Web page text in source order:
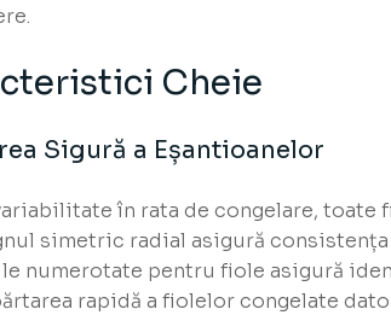
Cheie
Sigură a Eșantioanelor
în rata de congelare, toate
simetric radial asigură
numerotate pentru fiole asigură
rapidă a fiolelor congelate